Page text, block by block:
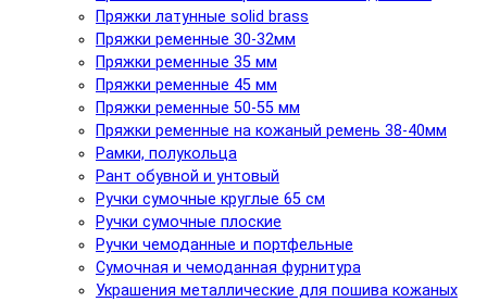
Пряжки латунные solid brass
Пряжки ременные 30-32мм
Пряжки ременные 35 мм
Пряжки ременные 45 мм
Пряжки ременные 50-55 мм
Пряжки ременные на кожаный ремень 38-40мм
Рамки, полукольца
Рант обувной и унтовый
Ручки сумочные круглые 65 см
Ручки сумочные плоские
Ручки чемоданные и портфельные
Сумочная и чемоданная фурнитура
Украшения металлические для пошива кожаных